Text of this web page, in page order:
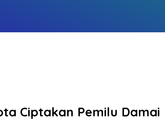
Ciptakan Pemilu Damai